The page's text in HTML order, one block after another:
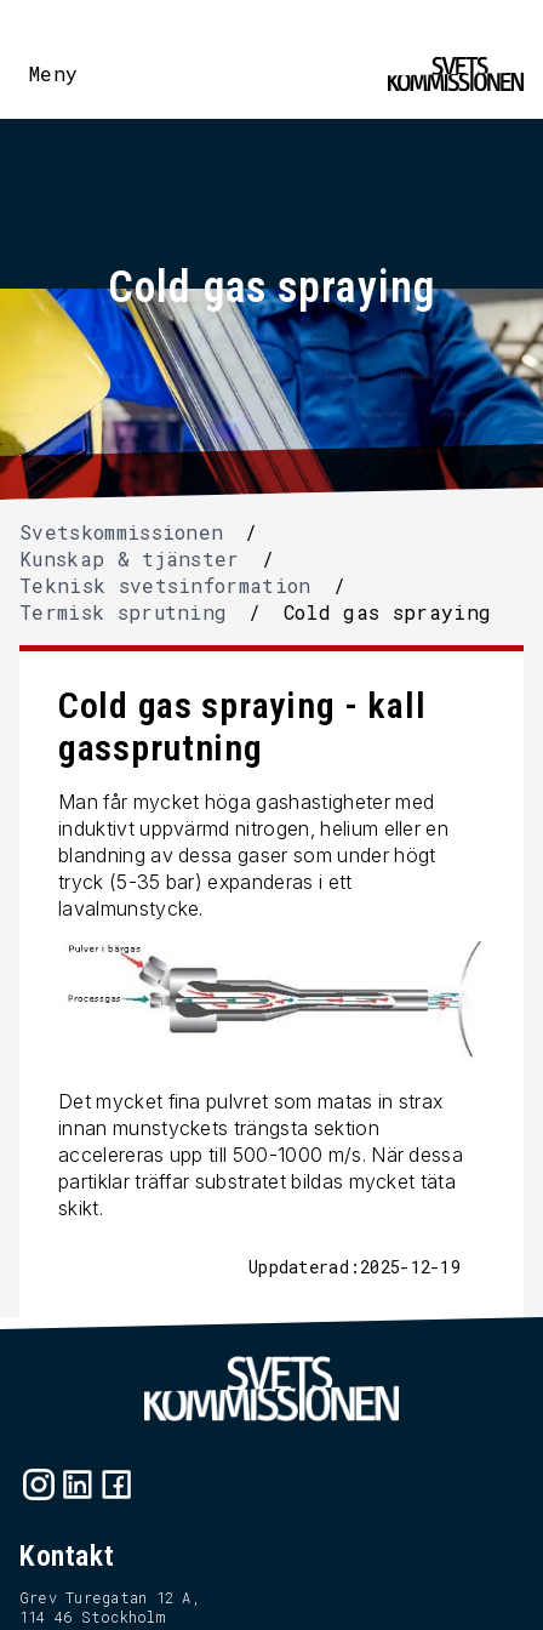
Meny
Cold gas spraying
Svetskommissionen
/
Kunskap & tjänster
/
Teknisk svetsinformation
/
Termisk sprutning
/ Cold gas spraying
Cold gas spraying - kall
gassprutning
Man får mycket höga gashastigheter med
induktivt uppvärmd nitrogen, helium eller en
blandning av dessa gaser som under högt
tryck (5-35 bar) expanderas i ett
lavalmunstycke.
Det mycket fina pulvret som matas in strax
innan munstyckets trängsta sektion
accelereras upp till 500-1000 m/s. När dessa
partiklar träffar substratet bildas mycket täta
skikt.
Uppdaterad:2025-12-19
Kontakt
Grev Turegatan 12 A,
114 46 Stockholm